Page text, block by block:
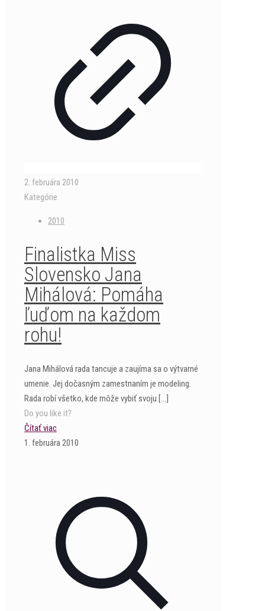
2. februára 2010
Kategórie
2010
Finalistka Miss
Slovensko Jana
Mihálová: Pomáha
ľuďom na každom
rohu!
Jana Mihálová rada tancuje a zaujíma sa o výtvarné
umenie. Jej dočasným zamestnaním je modeling.
Rada robí všetko, kde môže vybiť svoju […]
Do you like it?
Čítať viac
1. februára 2010